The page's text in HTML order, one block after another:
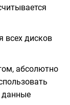
всех дисков
абсолютно
данные